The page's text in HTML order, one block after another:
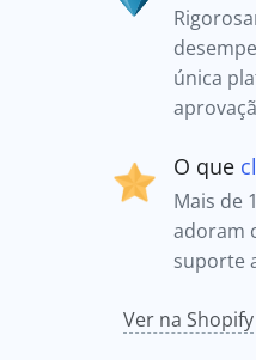
única
O que
Mais de
adoram
suporte
Ver na